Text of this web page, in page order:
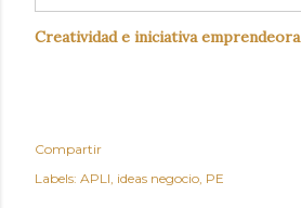
Creatividad e iniciativa emprendeora
Compartir
Labels: APLI ideas negocio PE